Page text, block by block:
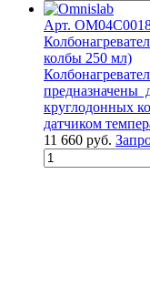
Арт.
колбы 250 мл)
предназначены
круглодонных
датчиком
11 660 руб.